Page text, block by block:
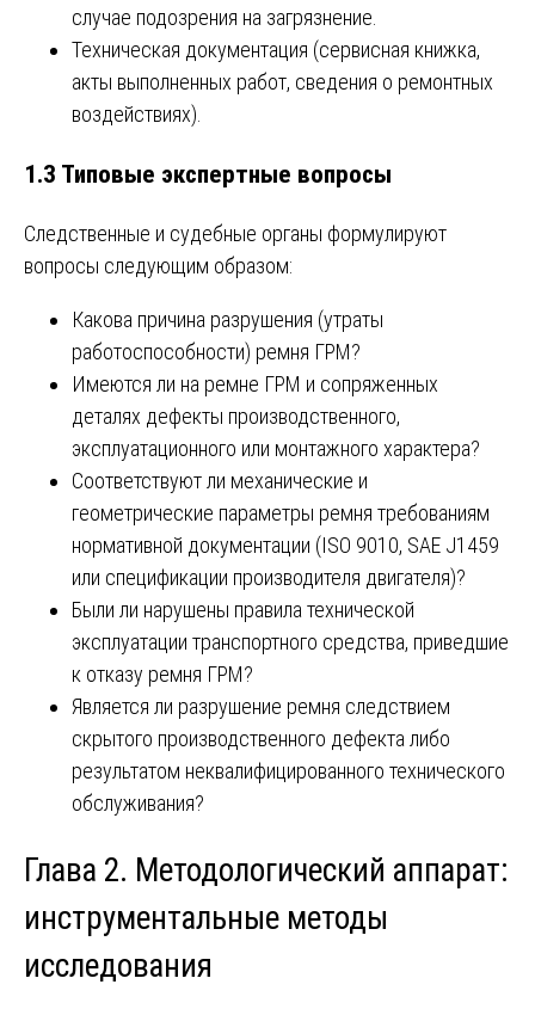
случае подозрения на загрязнение.
Техническая документация (сервисная книжка,
акты выполненных работ, сведения о ремонтных
воздействиях).
1.3 Типовые экспертные вопросы
Следственные и судебные органы формулируют
вопросы следующим образом:
Какова причина разрушения (утраты
работоспособности) ремня ГРМ?
Имеются ли на ремне ГРМ и сопряженных
деталях дефекты производственного,
эксплуатационного или монтажного характера?
Соответствуют ли механические и
геометрические параметры ремня требованиям
нормативной документации (ISO 9010, SAE J1459
или спецификации производителя двигателя)?
Были ли нарушены правила технической
эксплуатации транспортного средства, приведшие
к отказу ремня ГРМ?
Является ли разрушение ремня следствием
скрытого производственного дефекта либо
результатом неквалифицированного технического
обслуживания?
Глава 2. Методологический аппарат:
инструментальные методы
исследования